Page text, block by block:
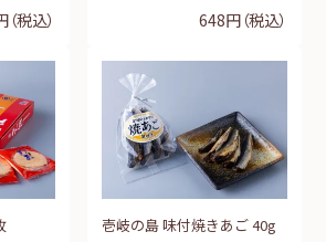
（税込） 648円（税込）
壱岐の島 味付焼きあご 40g